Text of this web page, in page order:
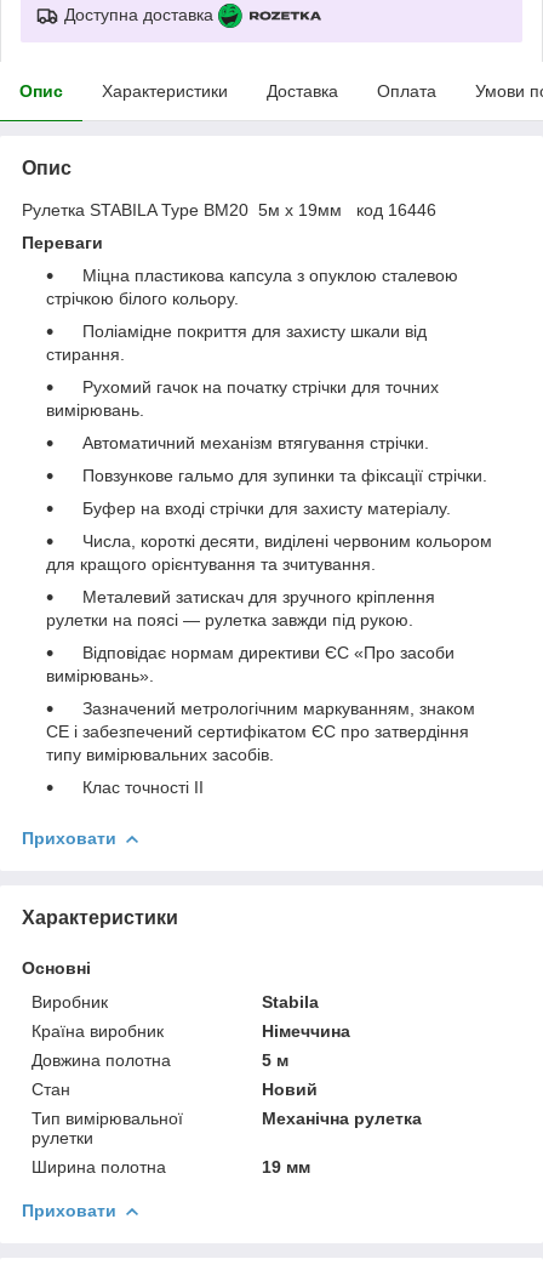
Доступна доставка
Опис Характеристики Доставка Оплата Умови
Опис
Рулетка STABILA Type BM20 5м х 19мм код 16446
Переваги
Міцна пластикова капсула з опуклою сталевою
стрічкою білого кольору.
Поліамідне покриття для захисту шкали від
стирання.
Рухомий гачок на початку стрічки для точних
вимірювань.
Автоматичний механізм втягування стрічки.
Повзункове гальмо для зупинки та фіксації стрічки.
Буфер на вході стрічки для захисту матеріалу.
Числа, короткі десяти, виділені червоним кольором
для кращого орієнтування та зчитування.
Металевий затискач для зручного кріплення
рулетки на поясі — рулетка завжди під рукою.
Відповідає нормам директиви ЄС «Про засоби
вимірювань».
Зазначений метрологічним маркуванням, знаком
CE і забезпечений сертифікатом ЄС про затвердіння
типу вимірювальних засобів.
Клас точності II
Приховати
Характеристики
Основні
Виробник
Stabila
Країна виробник
Німеччина
Довжина полотна
5 м
Стан
Новий
Тип вимірювальної
рулетки
Механічна рулетка
Ширина полотна 19 мм
Приховати